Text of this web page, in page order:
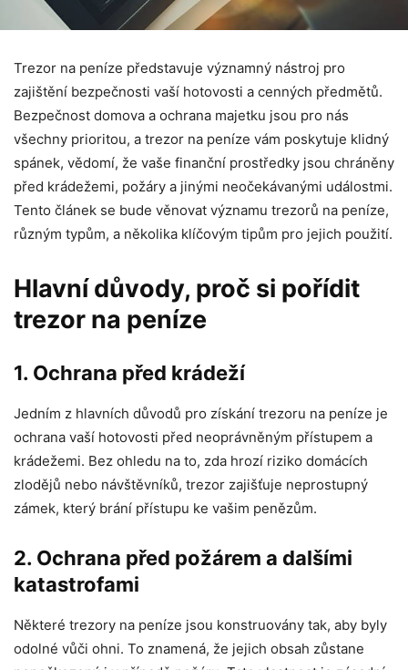
Trezor na peníze představuje významný nástroj pro
zajištění bezpečnosti vaší hotovosti a cenných předmětů.
Bezpečnost domova a ochrana majetku jsou pro nás
všechny prioritou, a trezor na peníze vám poskytuje klidný
spánek, vědomí, že vaše finanční prostředky jsou chráněny
před krádežemi, požáry a jinými neočekávanými událostmi.
Tento článek se bude věnovat významu trezorů na peníze,
různým typům, a několika klíčovým tipům pro jejich použití.
Hlavní důvody, proč si pořídit
trezor na peníze
1. Ochrana před krádeží
Jedním z hlavních důvodů pro získání trezoru na peníze je
ochrana vaší hotovosti před neoprávněným přístupem a
krádežemi. Bez ohledu na to, zda hrozí riziko domácích
zlodějů nebo návštěvníků, trezor zajišťuje neprostupný
zámek, který brání přístupu ke vašim penězům.
2. Ochrana před požárem a dalšími
katastrofami
Některé trezory na peníze jsou konstruovány tak, aby byly
odolné vůči ohni. To znamená, že jejich obsah zůstane